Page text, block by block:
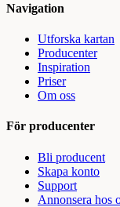
Navigation
Utforska kartan
Producenter
Inspiration
Priser
Om oss
För producenter
Bli producent
Skapa konto
Support
Annonsera hos